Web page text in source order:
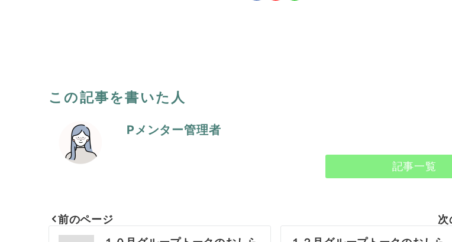
この記事を書いた人
Pメンター管理者
記事一覧
前のページ
次